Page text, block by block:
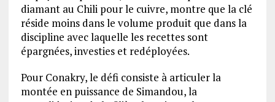
diamant au Chili pour le cuivre, montre que la clé
réside moins dans le volume produit que dans la
discipline avec laquelle les recettes sont
épargnées, investies et redéployées.
Pour Conakry, le défi consiste à articuler la
montée en puissance de Simandou, la